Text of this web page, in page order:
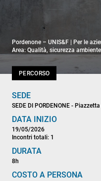
Pordenone – UNIS&F | Per le
Area: Qualità, sicurezza ambiente
PERCORSO
SEDE
SEDE DI PORDENONE -
DATA INIZIO
19/05/2026
Incontri totali: 1
DURATA
8h
COSTO A PERSONA